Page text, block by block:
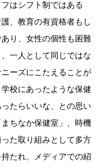
はシフト制ではある
、教育の有資格者もし
あり、女性の個性も困難
一人として同じではな
ーズにこたえることが
校にあったような保健
たらいいな、との思い
ちなか保健室」、時機
た取り組みとして多方
たれ、メディアでの紹